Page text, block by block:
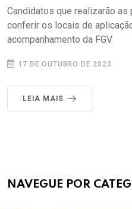
Candidatos que realizarão
conferir os locais de
acompanhamento da FGV.
17 DE OUTUBRO DE 2023
LEIA MAIS
MAIS VISTOS
NAVEGUE POR